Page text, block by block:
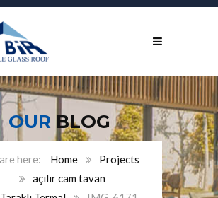
OUR BLOG
Home
Projects
açılır cam tavan